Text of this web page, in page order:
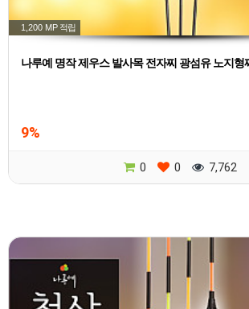
1,200 MP 적립
나루예 명작 제우스 발사목 전자찌 광섬유 노지형
9%
0 0 7,762